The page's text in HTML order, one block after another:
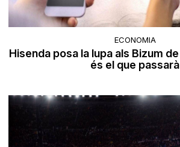
ECONOMIA
Hisenda posa la lupa als Bizum
és el que passarà